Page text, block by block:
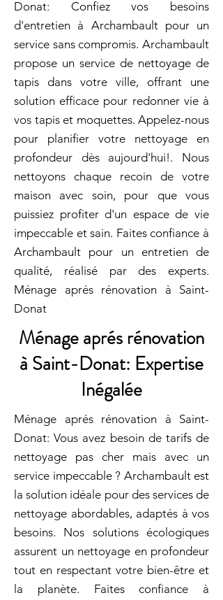
Donat: Confiez vos besoins
d'entretien à Archambault pour un
service sans compromis. Archambault
propose un service de nettoyage de
tapis dans votre ville, offrant une
solution efficace pour redonner vie à
vos tapis et moquettes. Appelez-nous
pour planifier votre nettoyage en
profondeur dès aujourd'hui!. Nous
nettoyons chaque recoin de votre
maison avec soin, pour que vous
puissiez profiter d'un espace de vie
impeccable et sain. Faites confiance à
Archambault pour un entretien de
qualité, réalisé par des experts.
Ménage aprés rénovation à Saint-
Donat
Ménage aprés rénovation
à Saint-Donat: Expertise
Inégalée
Ménage aprés rénovation à Saint-
Donat: Vous avez besoin de tarifs de
nettoyage pas cher mais avec un
service impeccable ? Archambault est
la solution idéale pour des services de
nettoyage abordables, adaptés à vos
besoins. Nos solutions écologiques
assurent un nettoyage en profondeur
tout en respectant votre bien-être et
la planète. Faites confiance à